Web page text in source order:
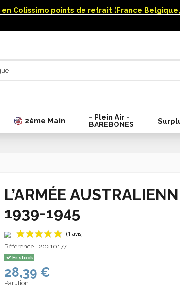
Colissimo points de retrait (France
2ème Main
- Plein Air -
BAREBONES
L’ARMÉE
1939-1945
Référence L20210177
En stock
28,39 €
Parution